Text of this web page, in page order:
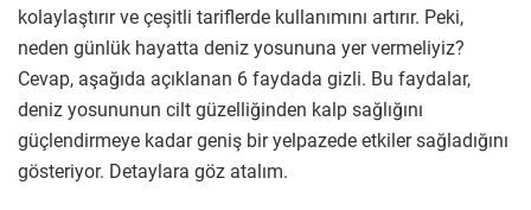
kolaylaştırır ve çeşitli tariflerde kullanımını artırır. Peki,
neden günlük hayatta deniz yosununa yer vermeliyiz?
Cevap, aşağıda açıklanan 6 faydada gizli. Bu faydalar,
deniz yosununun cilt güzelliğinden kalp sağlığını
güçlendirmeye kadar geniş bir yelpazede etkiler sağladığını
gösteriyor. Detaylara göz atalım.